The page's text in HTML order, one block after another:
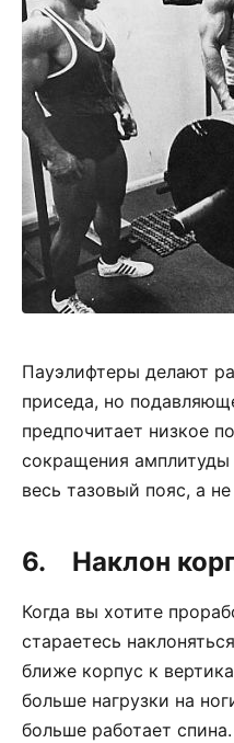
Пауэлифтеры делают
приседа, но
предпочитает низкое
сокращения амплитуды
весь тазовый пояс, а
6. Наклон
Когда вы хотите
стараетесь
ближе корпус к
больше нагрузки на
больше работает спина.